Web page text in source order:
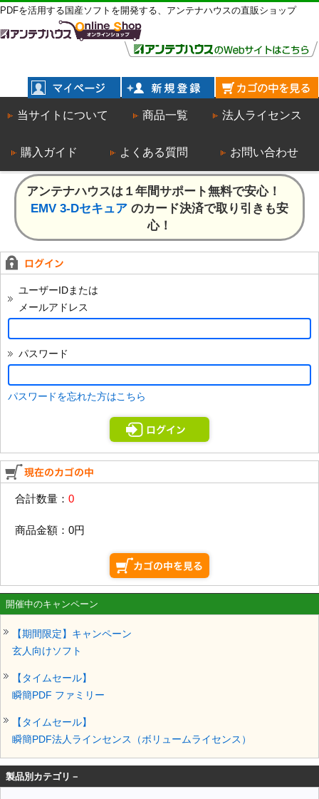
PDFを活用する国産ソフトを開発する、アンテナハウスの直販ショップ
当サイトについて 商品一覧 法人ライセンス
購入ガイド よくある質問 お問い合わせ
アンテナハウスは１年間サポート無料で安心！
EMV 3-Dセキュア のカード決済で取り引きも安
心！
ユーザーIDまたは
メールアドレス
パスワード
パスワードを忘れた方はこちら
合計数量： 0
商品金額： 0円
開催中のキャンペーン
【期間限定】キャンペーン
玄人向けソフト
【タイムセール】
瞬簡PDF ファミリー
【タイムセール】
瞬簡PDF法人ラインセンス（ボリュームライセンス）
製品別カテゴリ－